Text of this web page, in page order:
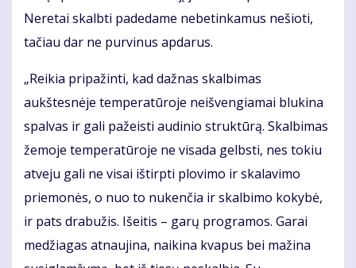
Neretai skalbti padedame nebetinkamus nešioti,
tačiau dar ne purvinus apdarus.
„Reikia pripažinti, kad dažnas skalbimas
aukštesnėje temperatūroje neišvengiamai blukina
spalvas ir gali pažeisti audinio struktūrą. Skalbimas
žemoje temperatūroje ne visada gelbsti, nes tokiu
atveju gali ne visai ištirpti plovimo ir skalavimo
priemonės, o nuo to nukenčia ir skalbimo kokybė,
ir pats drabužis. Išeitis – garų programos. Garai
medžiagas atnaujina, naikina kvapus bei mažina